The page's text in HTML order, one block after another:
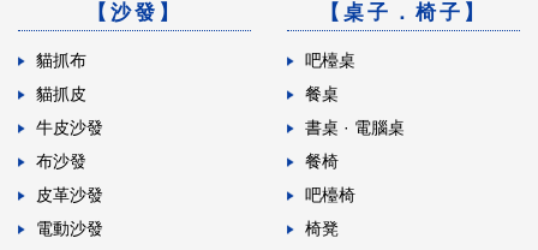
【沙發】
貓抓布
貓抓皮
牛皮沙發
布沙發
皮革沙發
電動沙發
【桌子．椅子】
吧檯桌
餐桌
書桌 · 電腦桌
餐椅
吧檯椅
椅凳